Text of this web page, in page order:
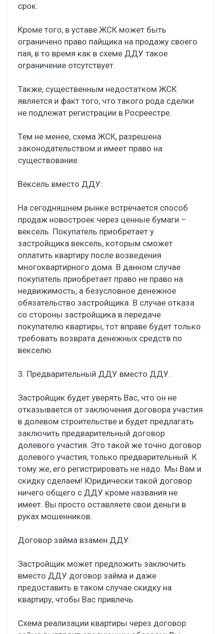
срок.
Кроме того, в уставе ЖСК может быть
ограничено право пайщика на продажу своего
пая, в то время как в схеме ДДУ такое
ограничение отсутствует.
Также, существенным недостатком ЖСК
является и факт того, что такого рода сделки
не подлежат регистрации в Росреестре.
Тем не менее, схема ЖСК, разрешена
законодательством и имеет право на
существование.
Вексель вместо ДДУ:
На сегодняшнем рынке встречается способ
продаж новостроек через ценные бумаги –
вексель. Покупатель приобретает у
застройщика вексель, которым сможет
оплатить квартиру после возведения
многоквартирного дома. В данном случае
покупатель приобретает право не право на
недвижимость, а безусловное денежное
обязательство застройщика. В случае отказа
со стороны застройщика в передаче
покупателю квартиры, тот вправе будет только
требовать возврата денежных средств по
векселю.
3. Предварительный ДДУ вместо ДДУ.
Застройщик будет уверять Вас, что он не
отказывается от заключения договора участия
в долевом строительстве и будет предлагать
заключить предварительный договор
долевого участия. Это такой же точно договор
долевого участия, только предварительный. К
тому же, его регистрировать не надо. Мы Вам и
скидку сделаем! Юридически такой договор
ничего общего с ДДУ кроме названия не
имеет. Вы просто оставляете свои деньги в
руках мошенников.
Договор займа взамен ДДУ:
Застройщик может предложить заключить
вместо ДДУ договор займа и даже
предоставить в таком случае скидку на
квартиру, чтобы Вас привлечь.
Схема реализации квартиры через договор